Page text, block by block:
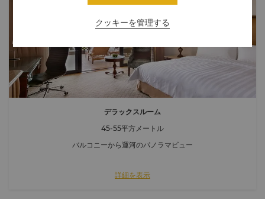
デラックスルーム
45-55平方メートル
バルコニーから運河のパノラマビュー
詳細を表示
クッキーを管理する